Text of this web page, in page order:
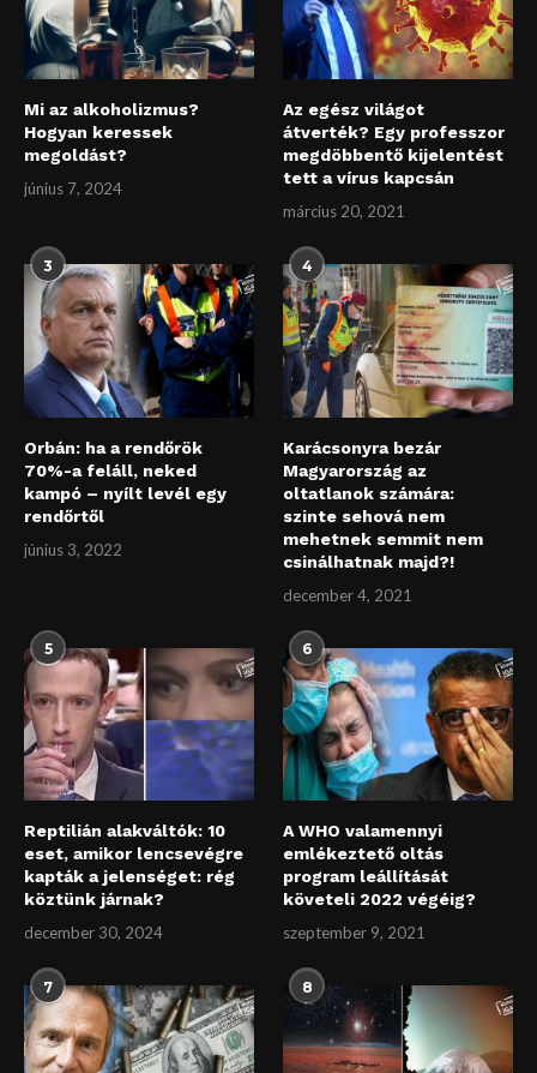
Mi az alkoholizmus?
Hogyan keressek
megoldást?
június 7, 2024
Az egész világot
átverték? Egy professzor
megdöbbentő kijelentést
tett a vírus kapcsán
március 20, 2021
3
Orbán: ha a rendőrök
70%-a feláll, neked
kampó – nyílt levél egy
rendőrtől
június 3, 2022
4
Karácsonyra bezár
Magyarország az
oltatlanok számára:
szinte sehová nem
mehetnek semmit nem
csinálhatnak majd?!
december 4, 2021
5
Reptilián alakváltók: 10
eset, amikor lencsevégre
kapták a jelenséget: rég
köztünk járnak?
december 30, 2024
6
A WHO valamennyi
emlékeztető oltás
program leállítását
követeli 2022 végéig?
szeptember 9, 2021
7 8